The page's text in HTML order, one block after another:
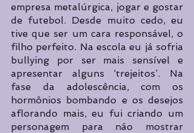
empresa metalúrgica, jogar e gostar
de futebol. Desde muito cedo, eu
tive que ser um cara responsável, o
filho perfeito. Na escola eu já sofria
bullying por ser mais sensível e
apresentar alguns ‘trejeitos’. Na
fase da adolescência, com os
hormônios bombando e os desejos
aflorando mais, eu fui criando um
personagem para não mostrar